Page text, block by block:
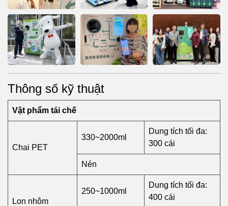
Thông số kỹ thuật
Vật phẩm tái chế
Chai PET
330~2000ml
Dung tích tối đa:
300 cái
Nén
Lon nhôm
250~1000ml
Dung tích tối đa:
400 cái